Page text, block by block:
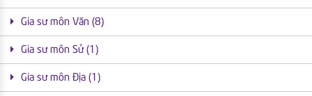
Gia sư môn Văn (8)
Gia sư môn Sử (1)
Gia sư môn Địa (1)